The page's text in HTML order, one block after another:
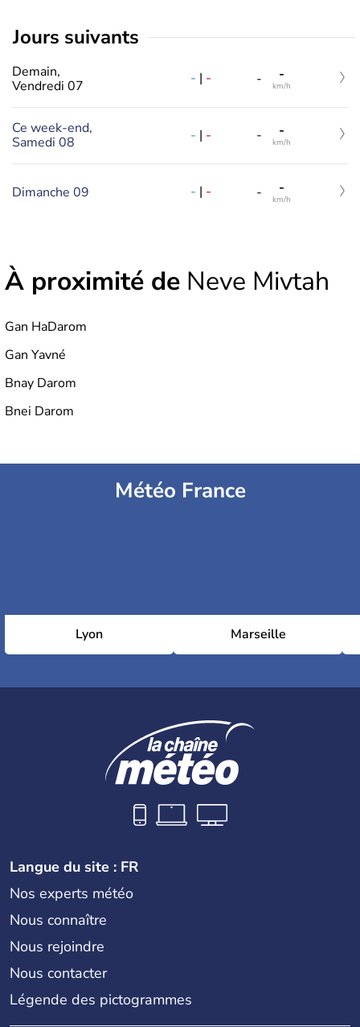
jours suivants
Demain,
Vendredi 07
- | - - -
km/h
Ce week-end,
Samedi 08
- | - - -
km/h
Dimanche 09 - | - - -
km/h
À proximité de Neve Mivtah
Gan HaDarom
Gan Yavné
Bnay Darom
Bnei Darom
Météo France
Lyon Marseille
Langue du site : FR
Nos experts météo
Nous connaître
Nous rejoindre
Nous contacter
Légende des pictogrammes